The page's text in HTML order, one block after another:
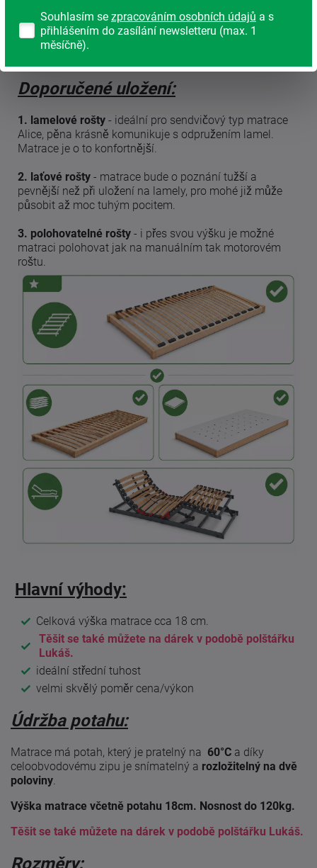
Doporučené uložení:
1. lamelové rošty - ideální pro sendvičový typ matrace
Alice, pěna krásně komunikuje s odpružením lamel.
Matrace je o to konfortnější.
2. laťové rošty - matrace bude o poznání tužší a
pevnější než při uložení na lamely, pro mohé již může
působit až moc tuhým pocitem.
3. polohovatelné rošty - i přes svou výšku je možné
matraci polohovat jak na manuálním tak motorovém
roštu.
Hlavní výhody:
Celková výška matrace cca 18 cm.
Těšit se také můžete na dárek v podobě polštářku
Lukáš.
ideální střední tuhost
velmi skvělý poměr cena/výkon
Údržba potahu:
Matrace má potah, který je pratelný na 60°C a díky
celoobvodovému zipu je snímatelný a rozložitelný na dvě
poloviny
Výška matrace včetně potahu 18cm. Nosnost do 120kg.
Těšit se také můžete na dárek v podobě polštářku Lukáš.
Rozměry:
Souhlasím se zpracováním osobních údajů a s
přihlášením do zasílání newsletteru (max. 1
měsíčně).